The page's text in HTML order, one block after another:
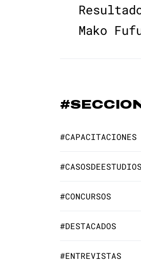
de
post:
Mako
#CAPACITACIONES
#CASOSDEESTUDIOS
#CONCURSOS
#DESTACADOS
#ENTREVISTAS